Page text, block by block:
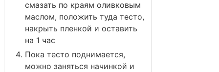
смазать по краям оливковым
маслом, положить туда тесто,
накрыть пленкой и оставить
на 1 час
Пока тесто поднимается,
можно заняться начинкой и